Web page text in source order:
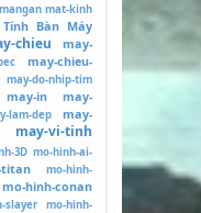
mangan mat-kinh
Bàn Máy
chieu
may-
may-chieu-
may-do-nhip-tim
may-in
may-
lam-dep
may-
may-vi-tinh
3D mo-hinh-ai-
titan
mo-hinh-
mo-hinh-conan
slayer
mo-hinh-